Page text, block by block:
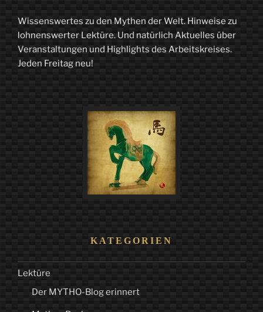
Wissenswertes zu den Mythen der Welt. Hinweise zu
lohnenswerter Lektüre. Und natürlich Aktuelles über
Veranstaltungen und Highlights des Arbeitskreises.
Jeden Freitag neu!
KATEGORIEN
Lektüre
Der MYTHO-Blog erinnert